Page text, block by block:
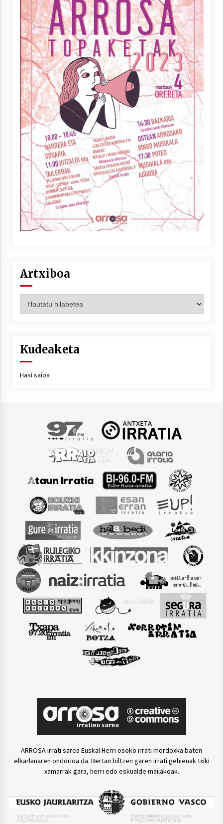
Artxiboa
Kudeaketa
Hasi saioa
ARROSA irrati sarea Euskal Herri osoko irrati mordoxka baten
elkarlanaren ondorioa da. Bertan biltzen garen irrati gehienak txiki
xamarrak gara, herri edo eskualde mailakoak.